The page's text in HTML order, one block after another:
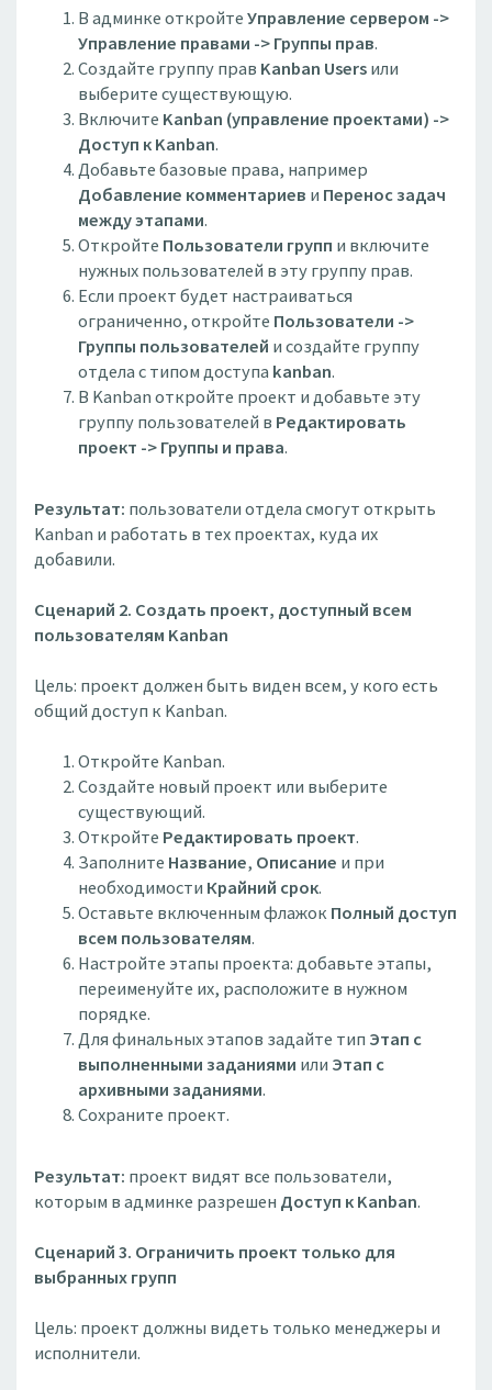
В админке откройтеУправление сервером ->
Управление правами -> Группы прав.
Создайте группу прав Kanban Usersили
выберите существующую.
Включите Kanban (управление проектами) ->
Доступ к Kanban.
Добавьте базовые права, например
Добавление комментариев и Перенос задач
между этапами.
Откройте Пользователи групп и включите
нужных пользователей в эту группу прав.
Если проект будет настраиваться
ограниченно, откройте Пользователи ->
Группы пользователей и создайте группу
отдела с типом доступа kanban.
В Kanban откройте проект и добавьте эту
группу пользователей в Редактировать
проект -> Группы и права.
Результат: пользователи отдела смогут открыть
Kanban и работать в тех проектах, куда их
добавили.
Сценарий 2. Создать проект, доступный всем
пользователям Kanban
Цель: проект должен быть виден всем, у кого есть
общий доступ к Kanban.
Откройте Kanban.
Создайте новый проект или выберите
существующий.
Откройте Редактировать проект.
Заполните Название, Описание и при
необходимости Крайний срок.
Оставьте включенным флажокПолный доступ
всем пользователям.
Настройте этапы проекта: добавьте этапы,
переименуйте их, расположите в нужном
порядке.
Для финальных этапов задайте тип Этап с
выполненными заданиями или Этап с
архивными заданиями.
Сохраните проект.
Результат: проект видят все пользователи,
которым в админке разрешен Доступ к Kanban.
Сценарий 3. Ограничить проект только для
выбранных групп
Цель: проект должны видеть только менеджеры и
исполнители.